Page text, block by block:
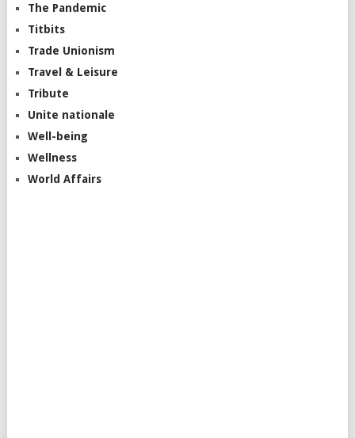
The Pandemic
Titbits
Trade Unionism
Travel & Leisure
Tribute
Unite nationale
Well-being
Wellness
World Affairs